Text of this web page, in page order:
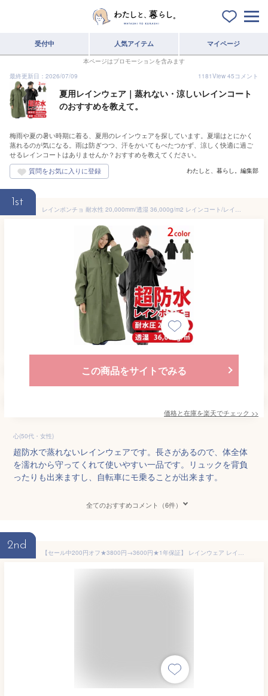
受付中 人気アイテム マイページ
本ページはプロモーションを含みます
最終更新日：2026/07/09
1181View 45コメント
夏用レインウェア｜蒸れない・涼しいレインコート
のおすすめを教えて。
梅雨や夏の暑い時期に着る、夏用のレインウェアを探しています。夏場はとにかく
蒸れるのが気になる。雨は防ぎつつ、汗をかいてもべたつかず、涼しく快適に過ご
せるレインコートはありませんか？おすすめを教えてください。
わたしと、暮らし。編集部
1st
レインポンチョ 耐水性 20,000mm/透湿 36,000g/m2 レインコート/レインウェア/レインスーツ 雨合羽 止水ファスナー 反射ロゴ メンズ レディース 通勤/通学/自転車/アウトドア ベンチレーション LAD WEATHER ラドウェザー 送料無料
この商品をサイトでみる
価格と在庫を楽天でチェック >>
心(50代・女性)
超防水で蒸れないレインウェアです。長さがあるので、体全体
を濡れから守ってくれて使いやすい一品です。リュックを背負
ったりも出来ますし、自転車にモ乗ることが出来ます。
全てのおすすめコメント（6件）
2nd
【セール中200円オフ★3800円→3600円★1年保証】 レインウェア レインコート レインポンチョ カッパ かっぱ レディース メンズ 自転車 リュック対応 ロング丈 コート型 男女兼用 通学 軽量 おしゃれ 大きいサイズ 足元 一枚 羽織る 収納袋 蒸れない アウトドア 学生用 ママ